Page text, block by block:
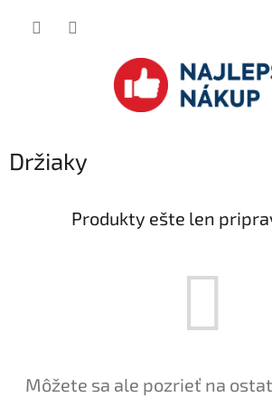
Držiaky
Produkty ešte len
Môžete sa ale pozrieť na